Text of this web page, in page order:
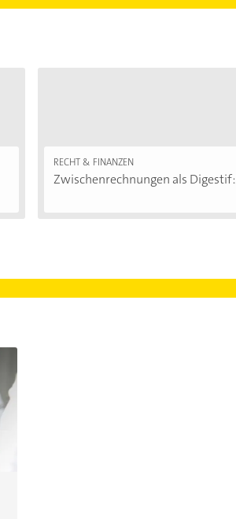
RECHT & FINANZEN
Zwischenrechnungen als